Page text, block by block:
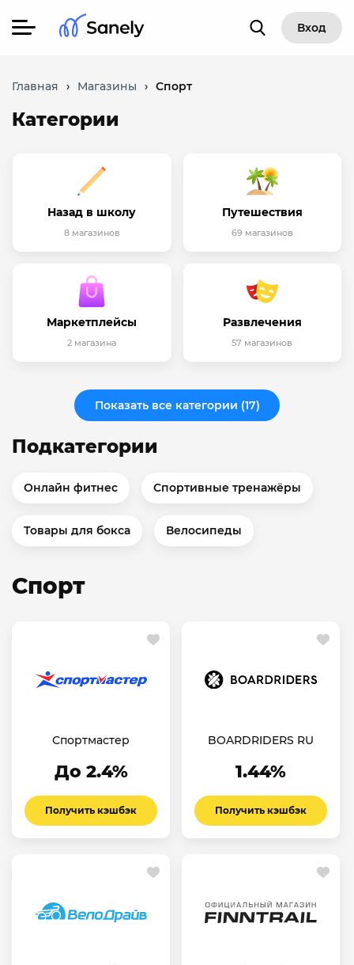
Вход
Главная › Магазины › Спорт
Категории
Назад в школу
8 магазинов
Путешествия
69 магазинов
Маркетплейсы
2 магазина
Развлечения
57 магазинов
Показать все категории (17)
Подкатегории
Онлайн фитнес Спортивные тренажёры
Товары для бокса Велосипеды
Спорт
Спортмастер
До 2.4%
Получить кэшбэк
BOARDRIDERS RU
1.44%
Получить кэшбэк